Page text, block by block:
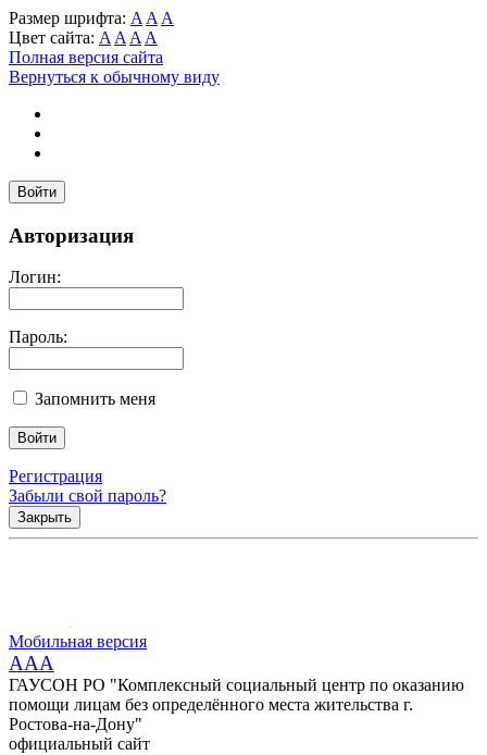
Размер шрифта: A A A
Цвет сайта: A A A A
Полная версия сайта
Вернуться к обычному виду
Войти
Авторизация
Логин:
Пароль:
Запомнить меня
Регистрация
Забыли свой пароль?
Закрыть
Мобильная версия
AAA
ГАУСОН РО "Комплексный социальный центр по оказанию
помощи лицам без определённого места жительства г.
Ростова-на-Дону"
официальный сайт